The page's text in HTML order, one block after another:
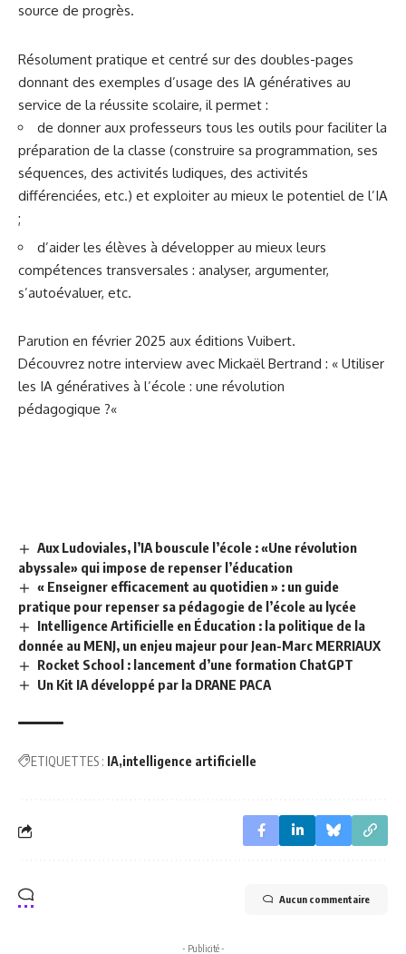
source de progrès.
Résolument pratique et centré sur des doubles-pages
donnant des exemples d’usage des IA génératives au
service de la réussite scolaire, il permet :
de donner aux professeurs tous les outils pour faciliter la
préparation de la classe (construire sa programmation, ses
séquences, des activités ludiques, des activités
différenciées, etc.) et exploiter au mieux le potentiel de l’IA
;
d’aider les élèves à développer au mieux leurs
compétences transversales : analyser, argumenter,
s’autoévaluer, etc.
Parution en février 2025 aux éditions Vuibert.
Découvrez notre interview avec Mickaël Bertrand : « Utiliser
les IA génératives à l’école : une révolution
pédagogique ?«
Aux Ludoviales, l’IA bouscule l’école : «Une révolution
abyssale» qui impose de repenser l’éducation
« Enseigner efficacement au quotidien » : un guide
pratique pour repenser sa pédagogie de l’école au lycée
Intelligence Artificielle en Éducation : la politique de la
donnée au MENJ, un enjeu majeur pour Jean-Marc MERRIAUX
Rocket School : lancement d’une formation ChatGPT
Un Kit IA développé par la DRANE PACA
ETIQUETTES : IA intelligence artificielle
Aucun commentaire
- Publicité -